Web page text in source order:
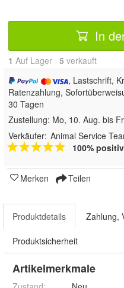
In
1 Auf Lager 5 verkauft
, Lastschrift,
Ratenzahlung,
30 Tagen
Zustellung: Mo, 10. Aug. bis
Verkäufer: Animal Service
100% positiv
Merken Teilen
Produktdetails Zahlung,
Produktsicherheit
Artikelmerkmale